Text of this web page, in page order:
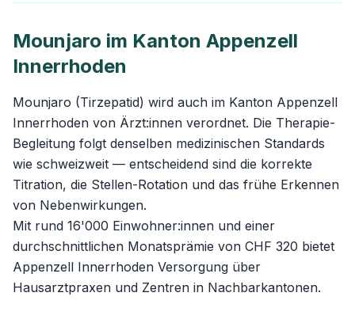
Mounjaro im Kanton Appenzell
Innerrhoden
Mounjaro (Tirzepatid) wird auch im Kanton Appenzell
Innerrhoden von Ärzt:innen verordnet. Die Therapie-
Begleitung folgt denselben medizinischen Standards
wie schweizweit — entscheidend sind die korrekte
Titration, die Stellen-Rotation und das frühe Erkennen
von Nebenwirkungen.
Mit rund 16'000 Einwohner:innen und einer
durchschnittlichen Monatsprämie von CHF 320 bietet
Appenzell Innerrhoden Versorgung über
Hausarztpraxen und Zentren in Nachbarkantonen.